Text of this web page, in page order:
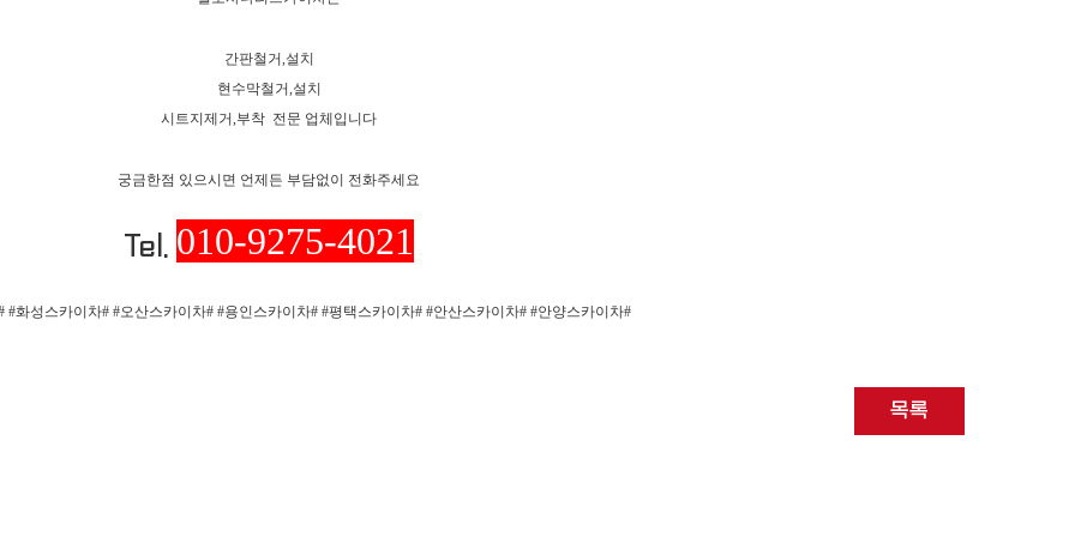
간판철거,설치
현수막철거,설치
시트지제거,부착 전문 업체입니다
궁금한점 있으시면 언제든 부담없이 전화주세요
Tel. 010-9275-4021
#화성스카이차# #오산스카이차# #용인스카이차# #평택스카이차# #안산스카이차# #안양스카이차#
목록